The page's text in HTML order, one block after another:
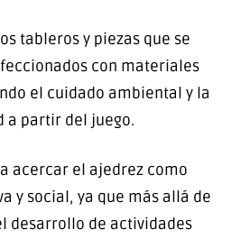
tableros y piezas que se
con materiales
el cuidado ambiental y la
a partir del juego.
acercar el ajedrez como
y social, ya que más allá de
desarrollo de actividades